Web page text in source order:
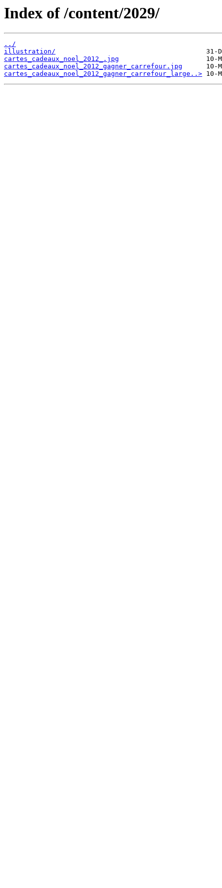
Index of /content/2029/
../
illustration/
cartes_cadeaux_noel_2012_.jpg
cartes_cadeaux_noel_2012_gagner_carrefour.jpg
cartes_cadeaux_noel_2012_gagner_carrefour_large..>